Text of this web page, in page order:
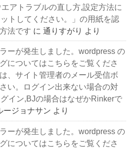
アトラブルの直し方,設定方法に
トしてください。」の用紙を認
法です に通りすがり より
ーが発生しました。wordpress の
についてはこちらをご覧くださ
、サイト管理者のメール受信ボ
い。ログイン出来ない場合の対
イン,BJの場合はなぜかRinkerで
ージョナサン より
ーが発生しました。wordpress の
についてはこちらをご覧くださ